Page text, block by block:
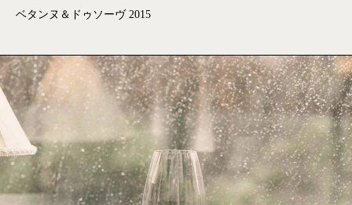
ベタンヌ＆ドゥソーヴ 2015